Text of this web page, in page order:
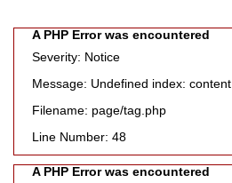
A PHP Error was encountered
Severity: Notice
Message: Undefined index: content
Filename: page/tag.php
Line Number: 48
A PHP Error was encountered